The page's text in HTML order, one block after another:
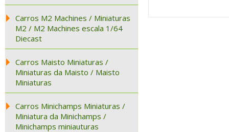
Carros M2 Machines / Miniaturas
M2 / M2 Machines escala 1/64
Diecast
Carros Maisto Miniaturas /
Miniaturas da Maisto / Maisto
Miniaturas
Carros Minichamps Miniaturas /
Miniatura da Minichamps /
Minichamps miniauturas